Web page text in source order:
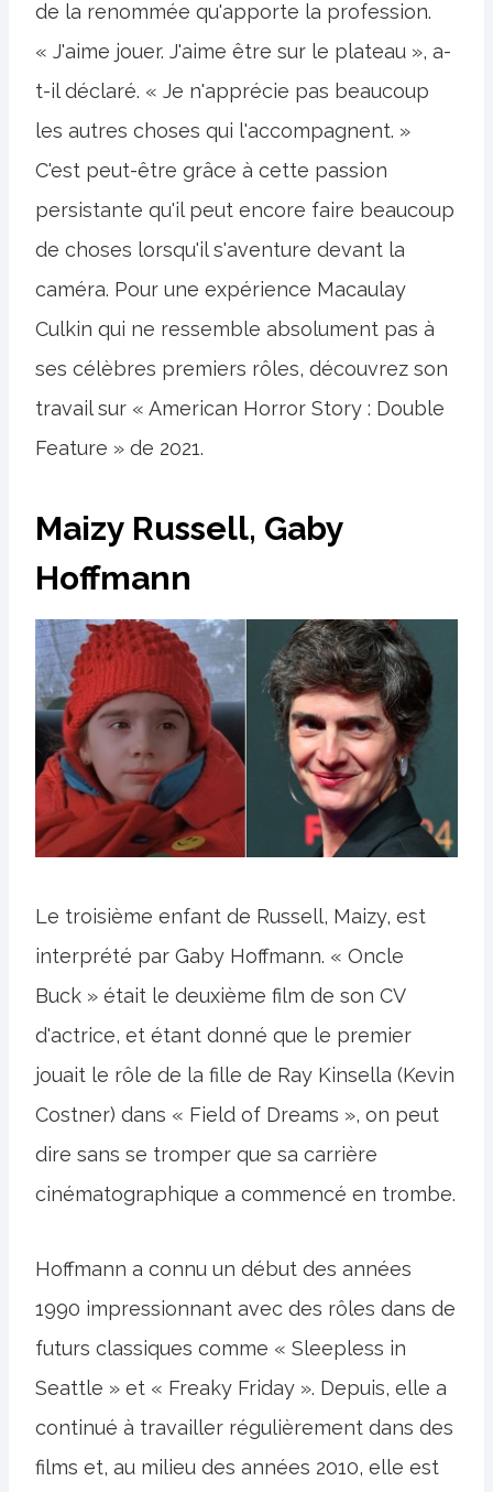
de la renommée qu'apporte la profession.
« J'aime jouer. J'aime être sur le plateau », a-
t-il déclaré. « Je n'apprécie pas beaucoup
les autres choses qui l'accompagnent. »
C'est peut-être grâce à cette passion
persistante qu'il peut encore faire beaucoup
de choses lorsqu'il s'aventure devant la
caméra. Pour une expérience Macaulay
Culkin qui ne ressemble absolument pas à
ses célèbres premiers rôles, découvrez son
travail sur « American Horror Story : Double
Feature » de 2021.
Maizy Russell, Gaby
Hoffmann
Le troisième enfant de Russell, Maizy, est
interprété par Gaby Hoffmann. « Oncle
Buck » était le deuxième film de son CV
d'actrice, et étant donné que le premier
jouait le rôle de la fille de Ray Kinsella (Kevin
Costner) dans « Field of Dreams », on peut
dire sans se tromper que sa carrière
cinématographique a commencé en trombe.
Hoffmann a connu un début des années
1990 impressionnant avec des rôles dans de
futurs classiques comme « Sleepless in
Seattle » et « Freaky Friday ». Depuis, elle a
continué à travailler régulièrement dans des
films et, au milieu des années 2010, elle est